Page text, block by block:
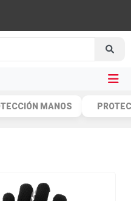
MANOS